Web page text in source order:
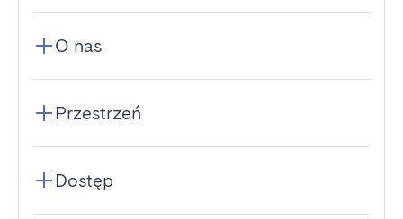
O nas
Przestrzeń
Dostęp